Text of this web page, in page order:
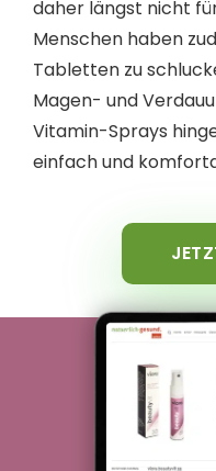
daher längst nicht
Menschen haben
Tabletten zu
Magen- und
Vitamin-Sprays
einfach und